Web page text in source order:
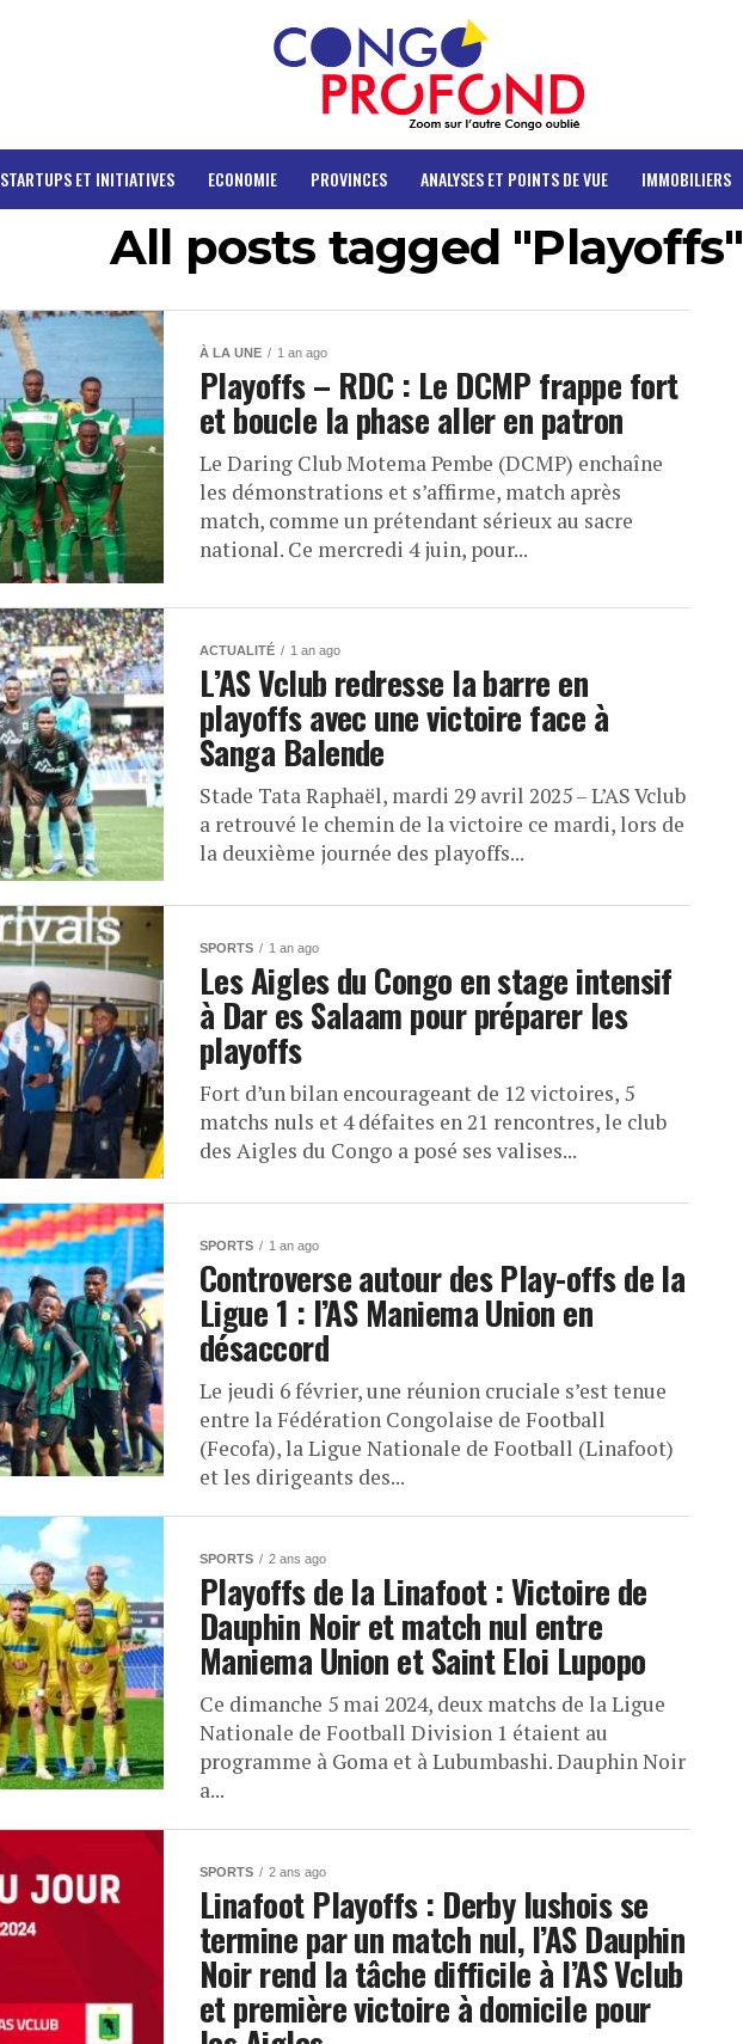
STARTUPS ET INITIATIVES ECONOMIE PROVINCES ANALYSES ET POINTS DE VUE IMMOBILIERS
All posts tagged "Playoffs"
À LA UNE 1 an ago
Playoffs – RDC : Le DCMP frappe fort
et boucle la phase aller en patron
Le Daring Club Motema Pembe (DCMP) enchaîne
les démonstrations et s’affirme, match après
match, comme un prétendant sérieux au sacre
national. Ce mercredi 4 juin, pour...
ACTUALITÉ 1 an ago
L’AS Vclub redresse la barre en
playoffs avec une victoire face à
Sanga Balende
Stade Tata Raphaël, mardi 29 avril 2025 – L’AS Vclub
a retrouvé le chemin de la victoire ce mardi, lors de
la deuxième journée des playoffs...
SPORTS 1 an ago
Les Aigles du Congo en stage intensif
à Dar es Salaam pour préparer les
playoffs
Fort d’un bilan encourageant de 12 victoires, 5
matchs nuls et 4 défaites en 21 rencontres, le club
des Aigles du Congo a posé ses valises...
SPORTS 1 an ago
Controverse autour des Play-offs de la
Ligue 1 : l’AS Maniema Union en
désaccord
Le jeudi 6 février, une réunion cruciale s’est tenue
entre la Fédération Congolaise de Football
(Fecofa), la Ligue Nationale de Football (Linafoot)
et les dirigeants des...
SPORTS 2 ans ago
Playoffs de la Linafoot : Victoire de
Dauphin Noir et match nul entre
Maniema Union et Saint Eloi Lupopo
Ce dimanche 5 mai 2024, deux matchs de la Ligue
Nationale de Football Division 1 étaient au
programme à Goma et à Lubumbashi. Dauphin Noir
a...
SPORTS 2 ans ago
Linafoot Playoffs : Derby lushois se
termine par un match nul, l’AS Dauphin
Noir rend la tâche difficile à l’AS Vclub
et première victoire à domicile pour